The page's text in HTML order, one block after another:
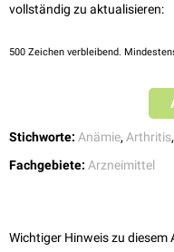
Hypertonie
vollständig zu aktualisieren:
500 Zeichen verbleibend.
Stichworte: Anämie, Arthritis,
Fachgebiete: Arzneimittel
Wichtiger Hinweis zu diesem